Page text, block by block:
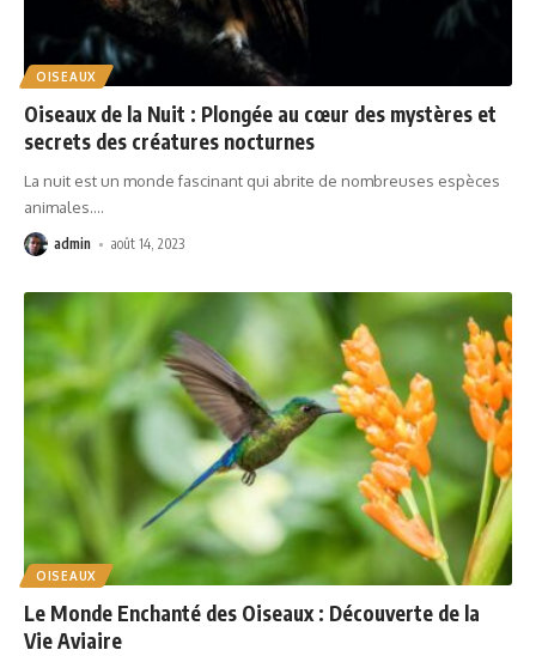
OISEAUX
Oiseaux de la Nuit : Plongée au cœur des mystères et
secrets des créatures nocturnes
La nuit est un monde fascinant qui abrite de nombreuses espèces
animales.…
admin août 14, 2023
OISEAUX
Le Monde Enchanté des Oiseaux : Découverte de la
Vie Aviaire